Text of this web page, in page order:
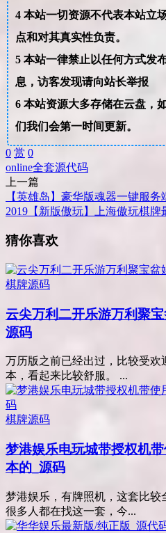
4本站一切资源不代表本站立
点和对其真实性负责。
5本站一律禁止以任何方式发
息，访客发现请向站长举报
6本站资源大多存储在云盘，
们我们会第一时间更新。
0 赏 0
online全套源代码
上一篇
【英雄岛】豪华版魂器一键服务
2019【新版傲玩】上海傲玩棋
猜你喜欢
棋牌源码
云尖万利二开乐游万利聚
源码
万历版之前已经出过，比较受欢
本，看起来比较舒服。 ...
棋牌源码
梦港娱乐电玩城带授权机
本的_源码
梦港娱乐，有牌照机，这套比较
很多人都在找这一套，今...